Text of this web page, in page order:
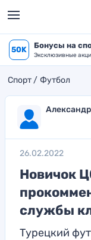
50K Бонусы на
Эксклюзивные
Спорт Футбол
26.02.2022
Новичок
службы
Турецкий